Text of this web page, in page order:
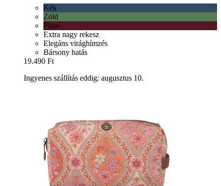
Kék
Zöld
Piros
Extra nagy rekesz
Elegáns virághímzés
Bársony hatás
19.490 Ft
Ingyenes szállítás eddig: augusztus 10.